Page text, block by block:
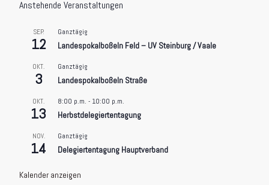
Anstehende Veranstaltungen
SEP.
12
Ganztägig
Landespokalboßeln Feld – UV Steinburg / Vaale
OKT.
3
Ganztägig
Landespokalboßeln Straße
OKT.
13
8:00 p.m. - 10:00 p.m.
Herbstdelegiertentagung
NOV.
14
Ganztägig
Delegiertentagung Hauptverband
Kalender anzeigen